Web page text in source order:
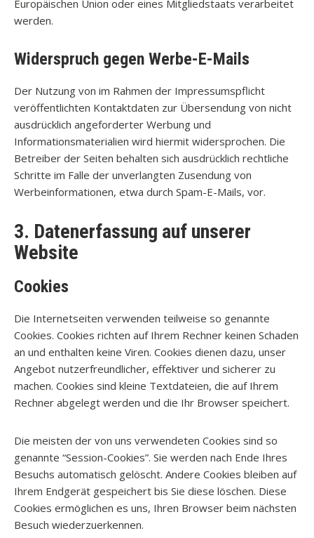
Europäischen Union oder eines Mitgliedstaats verarbeitet
werden.
Widerspruch gegen Werbe-E-Mails
Der Nutzung von im Rahmen der Impressumspflicht
veröffentlichten Kontaktdaten zur Übersendung von nicht
ausdrücklich angeforderter Werbung und
Informationsmaterialien wird hiermit widersprochen. Die
Betreiber der Seiten behalten sich ausdrücklich rechtliche
Schritte im Falle der unverlangten Zusendung von
Werbeinformationen, etwa durch Spam-E-Mails, vor.
3. Datenerfassung auf unserer
Website
Cookies
Die Internetseiten verwenden teilweise so genannte
Cookies. Cookies richten auf Ihrem Rechner keinen Schaden
an und enthalten keine Viren. Cookies dienen dazu, unser
Angebot nutzerfreundlicher, effektiver und sicherer zu
machen. Cookies sind kleine Textdateien, die auf Ihrem
Rechner abgelegt werden und die Ihr Browser speichert.
Die meisten der von uns verwendeten Cookies sind so
genannte “Session-Cookies”. Sie werden nach Ende Ihres
Besuchs automatisch gelöscht. Andere Cookies bleiben auf
Ihrem Endgerät gespeichert bis Sie diese löschen. Diese
Cookies ermöglichen es uns, Ihren Browser beim nächsten
Besuch wiederzuerkennen.